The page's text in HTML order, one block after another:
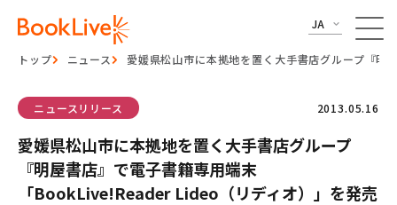
JA
トップ ニュース 愛媛県松山市に本拠地を置く大手書店グループ『
ニュースリリース 2013.05.16
愛媛県松山市に本拠地を置く大手書店グループ
『明屋書店』で電子書籍専用端末
「BookLive!Reader Lideo（リディオ）」を発売